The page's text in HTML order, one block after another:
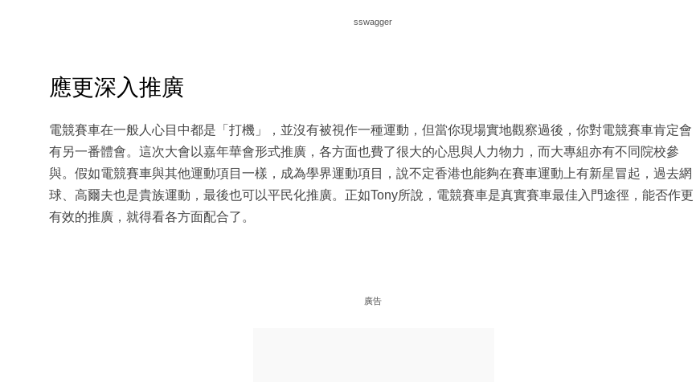
sswagger
應更深入推廣
電競賽車在一般人心目中都是「打機」，並沒有被視作一種運動，但當你現場實地觀察過後，你對電競賽車肯定會
有另一番體會。這次大會以嘉年華會形式推廣，各方面也費了很大的心思與人力物力，而大專組亦有不同院校參
與。假如電競賽車與其他運動項目一樣，成為學界運動項目，說不定香港也能夠在賽車運動上有新星冒起，過去網
球、高爾夫也是貴族運動，最後也可以平民化推廣。正如Tony所說，電競賽車是真實賽車最佳入門途徑，能否作更
有效的推廣，就得看各方面配合了。
廣告